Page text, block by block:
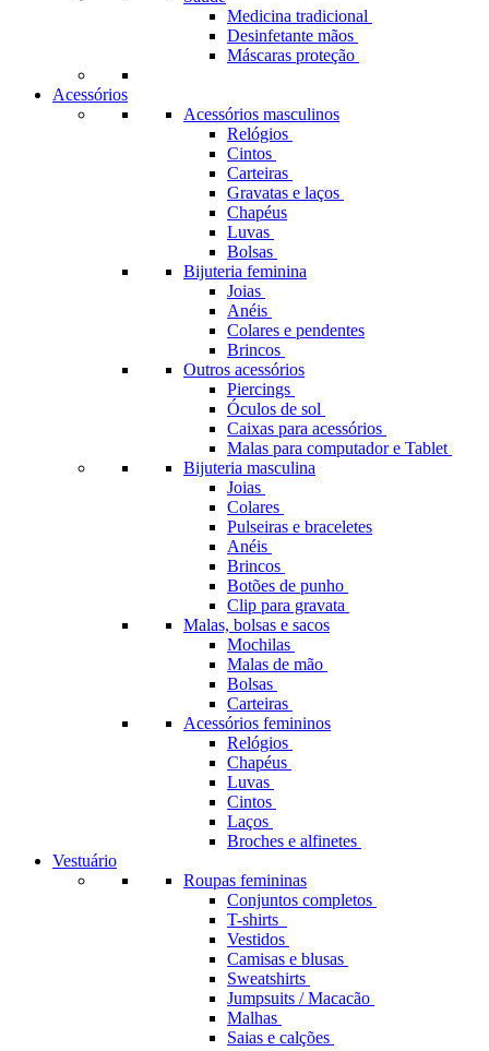
Medicina tradicional
Desinfetante mãos
Máscaras proteção
Acessórios
Acessórios masculinos
Relógios
Cintos
Carteiras
Gravatas e laços
Chapéus
Luvas
Bolsas
Bijuteria feminina
Joias
Anéis
Colares e pendentes
Brincos
Outros acessórios
Piercings
Óculos de sol
Caixas para acessórios
Malas para computador e Tablet
Bijuteria masculina
Joias
Colares
Pulseiras e braceletes
Anéis
Brincos
Botões de punho
Clip para gravata
Malas, bolsas e sacos
Mochilas
Malas de mão
Bolsas
Carteiras
Acessórios femininos
Relógios
Chapéus
Luvas
Cintos
Laços
Broches e alfinetes
Vestuário
Roupas femininas
Conjuntos completos
T-shirts
Vestidos
Camisas e blusas
Sweatshirts
Jumpsuits / Macacão
Malhas
Saias e calções